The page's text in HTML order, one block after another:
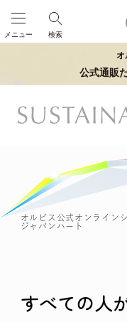
検索
メニュー
オ
公式通販
オルビス公式オンライン
ジャパンハート
すべての人